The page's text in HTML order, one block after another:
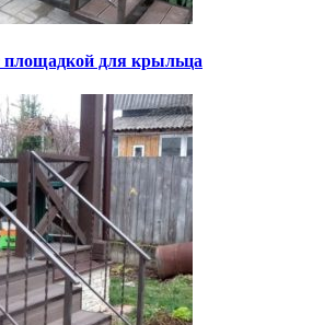
площадкой для крыльца